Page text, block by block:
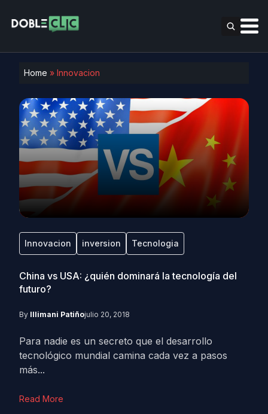
Home » Innovacion
Innovacion inversion Tecnologia
China vs USA: ¿quién dominará la tecnología del
futuro?
By Illimani Patiñojulio 20, 2018
Para nadie es un secreto que el desarrollo
tecnológico mundial camina cada vez a pasos
más...
Read More